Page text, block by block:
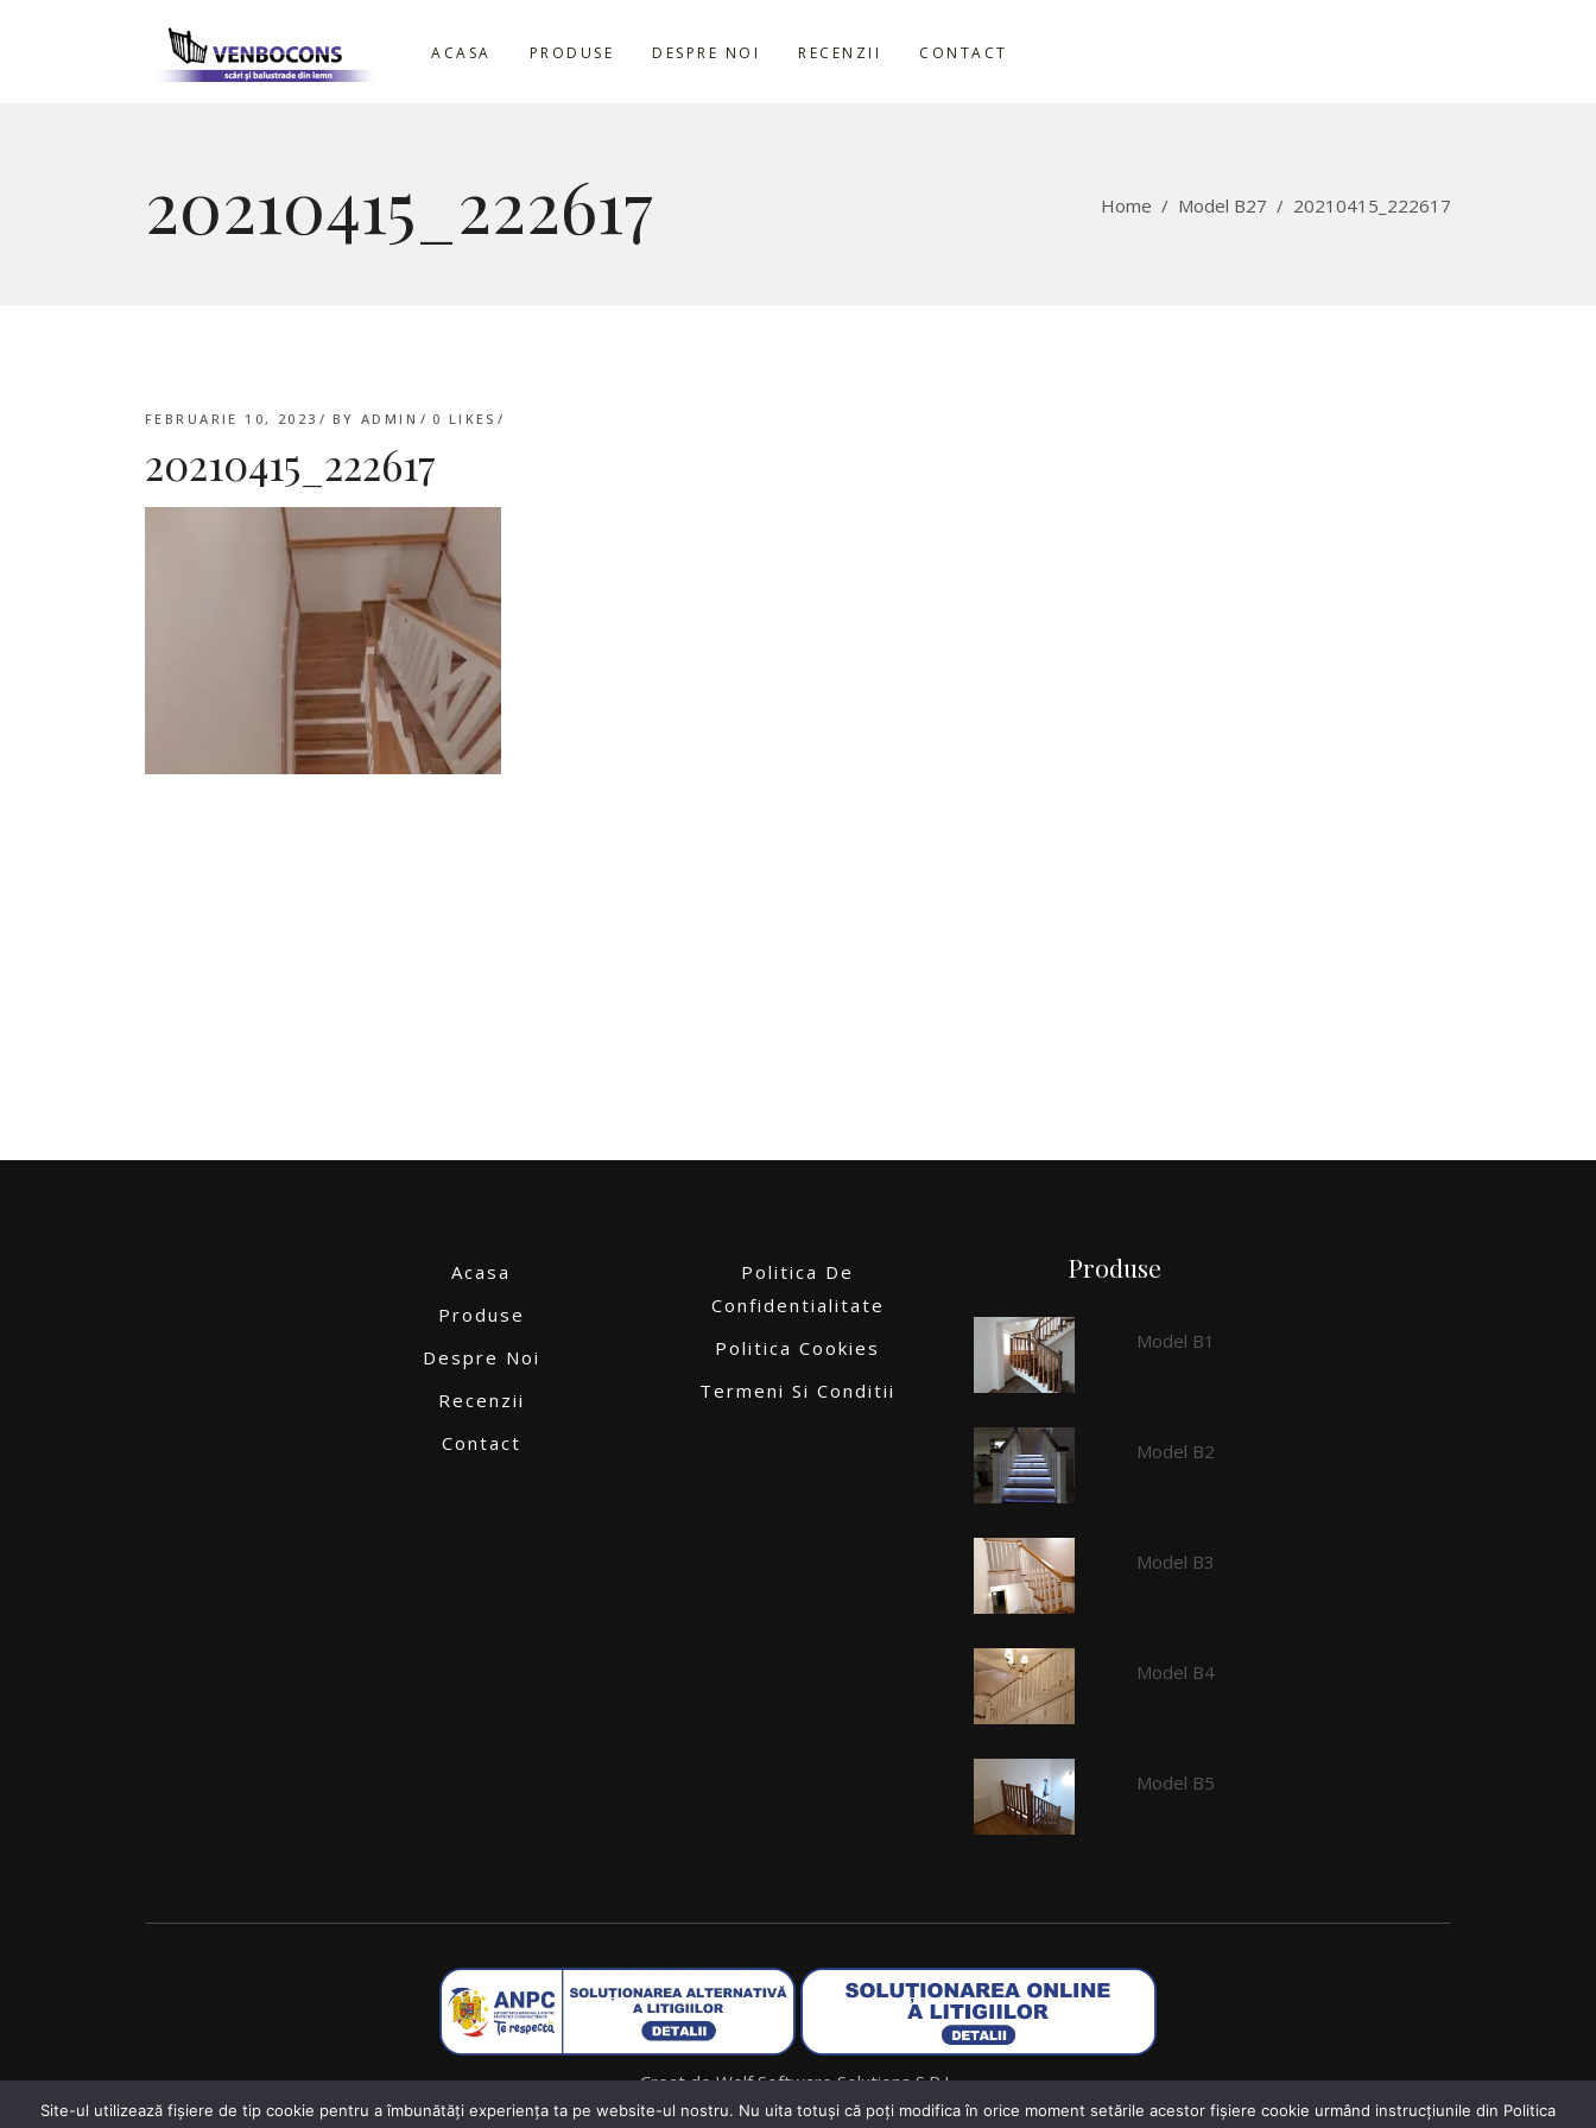
ACASA PRODUSE DESPRE NOI RECENZII CONTACT
20210415_222617 Home / Model B27 / 20210415_222617
FEBRUARIE 10, 2023 BY ADMIN 0 LIKES
20210415_222617
Acasa
Produse
Despre Noi
Recenzii
Contact
Politica De
Confidentialitate
Politica Cookies
Termeni Si Conditii
Produse
Model B1
Model B2
Model B3
Model B4
Model B5
Creat deWolf Software Solutions S.R.L.
Site-ul utilizează fişiere de tip cookie pentru a îmbunătăți experiența ta pe website-ul nostru. Nu uita totuși că poți modifica în orice moment setările acestor fişiere cookie urmând instrucțiunile din Politica